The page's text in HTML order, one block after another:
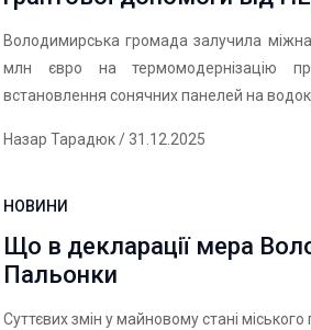
Володимирська громада залучила
млн євро на термомодернізацію
встановлення сонячних панелей на
Назар Тарадюк/ 31.12.2025
НОВИНИ
Що в декларації мера
Пальонки
Суттєвих змін у майновому стані